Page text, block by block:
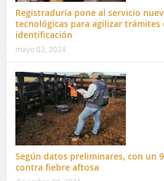
Registraduría pone al servicio
tecnológicas para agilizar
identificación
mayo 03, 2024
Según datos preliminares, con un
contra fiebre aftosa